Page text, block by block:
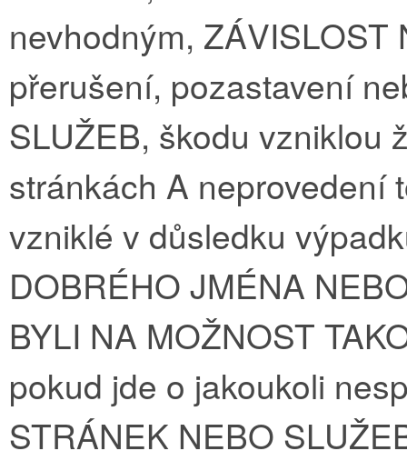
nevhodným,
přerušení, pozastavení
SLUŽEB, škodu vzniklou
stránkách A neprovedení
vzniklé v důsledku
DOBRÉHO JMÉNA
BYLI NA MOŽNOST
pokud jde o jakoukoli
STRÁNEK NEBO